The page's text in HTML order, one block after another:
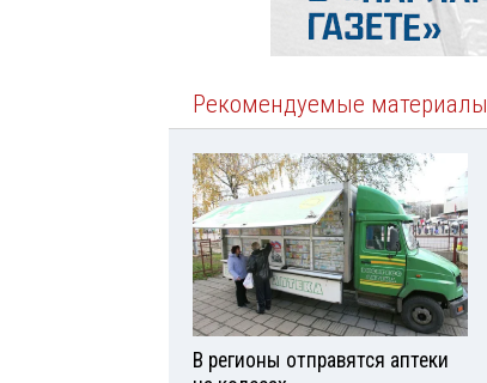
Рекомендуемые материалы
В регионы отправятся аптеки